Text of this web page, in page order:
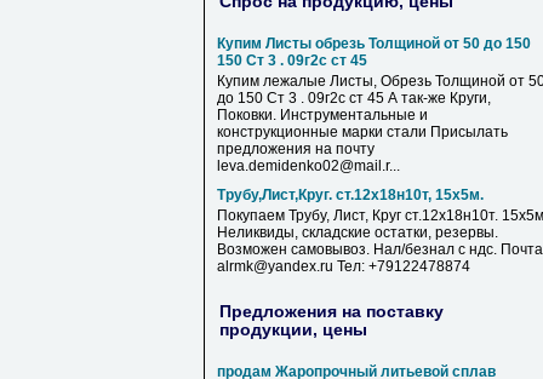
Купим Листы обрезь Толщиной от 50 до 150
150 Ст 3 . 09г2с ст 45
Купим лежалые Листы, Обрезь Толщиной от
до 150 Ст 3 . 09г2с ст 45 А так-же Круги,
Поковки. Инструментальные и
конструкционные марки стали Присылать
предложения на почту
leva.demidenko02@mail.r...
Трубу,Лист,Круг. ст.12х18н10т, 15х5м.
Покупаем Трубу, Лист, Круг ст.12х18н10т.
Неликвиды, складские остатки, резервы.
Возможен самовывоз. Нал/безнал с ндс.
alrmk@yandex.ru Тел: +79122478874
Предложения на поставку
продукции, цены
продам Жаропрочный литьевой сплав